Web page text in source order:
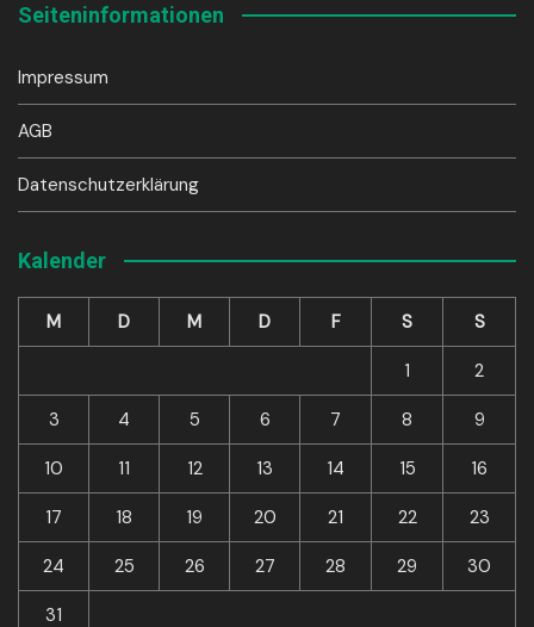
Seiteninformationen
Impressum
AGB
Datenschutzerklärung
Kalender
M D M D F S S
1 2
3 4 5 6 7 8 9
10 11 12 13 14 15 16
17 18 19 20 21 22 23
24 25 26 27 28 29 30
31